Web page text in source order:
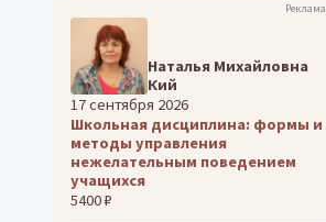
Реклама
Наталья Михайловна
Кий
17 сентября 2026
Школьная дисциплина: формы и
методы управления
нежелательным поведением
учащихся
5400 ₽